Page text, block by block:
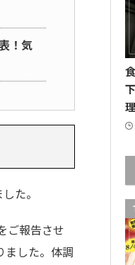
！気
た。
ご報告させ
ました。体調
1